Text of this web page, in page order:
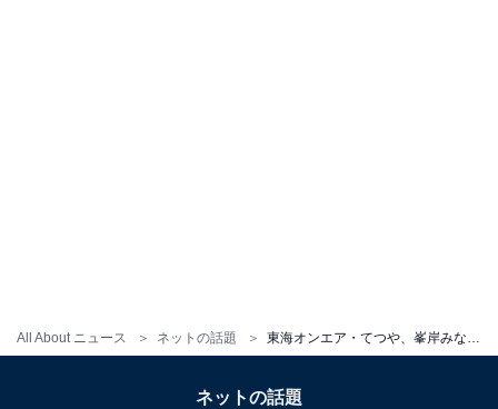
All About ニュース ネットの話題
ネットの話題